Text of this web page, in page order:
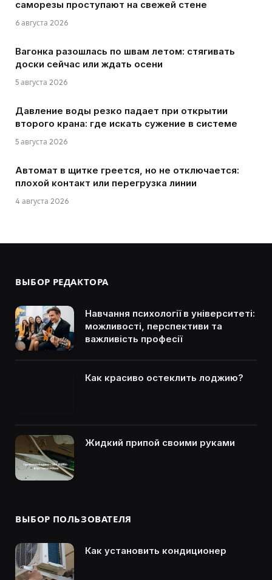
саморезы проступают на свежей стене
6 августа 2026
Вагонка разошлась по швам летом: стягивать
доски сейчас или ждать осени
5 августа 2026
Давление воды резко падает при открытии
второго крана: где искать сужение в системе
5 августа 2026
Автомат в щитке греется, но не отключается:
плохой контакт или перегрузка линии
4 августа 2026
ВЫБОР РЕДАКТОРА
Навчання психології в університеті:
можливості, перспективи та
важливість професії
Как красиво остеклить лоджию?
Жидкий припой своими руками
ВЫБОР ПОЛЬЗОВАТЕЛЯ
Как установить кондиционер